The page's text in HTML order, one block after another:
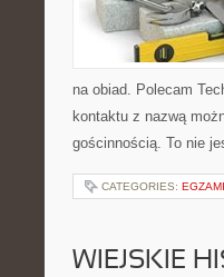
na obiad. Polecam
kontaktu z nazwą
gościnnością. To nie
CATEGORIES:
WIEJSKIE